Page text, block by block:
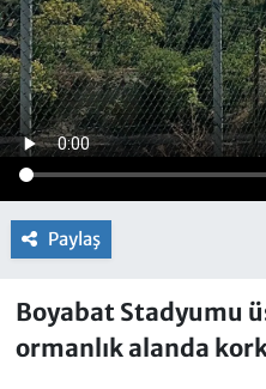
Paylaş
Boyabat Stadyumu
ormanlık alanda